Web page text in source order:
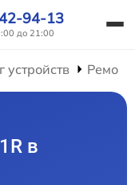
94-13
до 21:00
устройств
в